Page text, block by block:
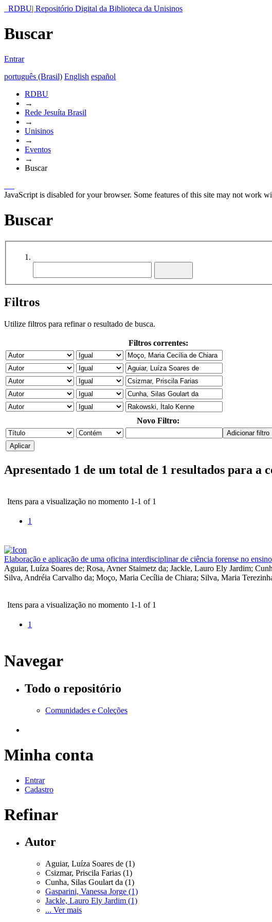
RDBU| Repositório Digital da Biblioteca da Unisinos
Buscar
Entrar
português (Brasil) English español
RDBU
→
Rede Jesuíta Brasil
→
Unisinos
→
Eventos
→
Buscar
JavaScript is disabled for your browser. Some features of this site may not work
Buscar
Filtros
Utilize filtros para refinar o resultado de busca.
Filtros correntes:
Novo Filtro:
Apresentado 1 de um total de 1 resultados para a
Itens para a visualização no momento 1-1 of 1
1
Elaboração e aplicação de uma oficina interdisciplinar de ciência forense no
Aguiar, Luíza Soares de; Rosa, Avner Staimetz da; Jackle, Lauro Ely Jardim;
Silva, Andréia Carvalho da; Moço, Maria Cecília de Chiara; Silva, Maria
Itens para a visualização no momento 1-1 of 1
1
Navegar
Todo o repositório
Comunidades e Coleções
Minha conta
Entrar
Cadastro
Refinar
Autor
Aguiar, Luíza Soares de (1)
Csizmar, Priscila Farias (1)
Cunha, Silas Goulart da (1)
Gasparini, Vanessa Jorge (1)
Jackle, Lauro Ely Jardim (1)
... Ver mais